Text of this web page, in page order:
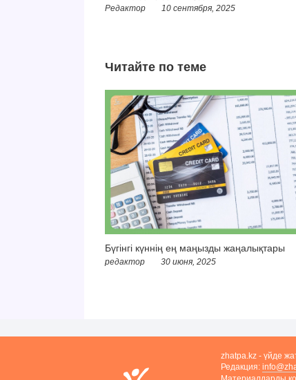
Редактор 10 сентября, 2025
Читайте по теме
Бүгінгі күннің ең маңызды жаңалықтары
редактор 30 июня, 2025
zhatpa.kz - үйде
Редакция: